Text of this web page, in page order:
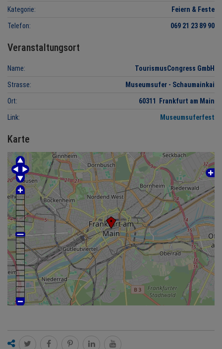
Kategorie: Feiern & Feste
Telefon: 069 21 23 89 90
Veranstaltungsort
Name: TourismusCongress GmbH
Strasse: Museumsufer - Schaumainkai
Ort: 60311 Frankfurt am Main
Link: Museumsuferfest
Karte